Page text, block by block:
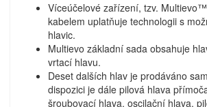
Víceúčelové zařízení, tzv.
kabelem uplatňuje technologii s
hlavic.
Multievo základní sada obsahuje
vrtací hlavu.
Deset dalších hlav je prodáváno
dispozici je dále pilová hlava
šroubovací hlava, oscilační hlava,